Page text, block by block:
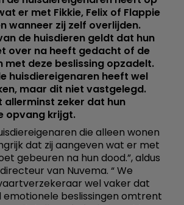
er met Fikkie, Felix of Flappie
wanneer zij zelf overlijden.
de huisdieren geldt dat hun
over na heeft gedacht of de
met deze beslissing opzadelt.
huisdiereigenaren heeft wel
maar dit niet vastgelegd.
allerminst zeker dat hun
opvang krijgt.
die alleen wonen
dat zij aangeven wat er met
gebeuren na hun dood.”, aldus
van Nuvema. “ We
wel vaker dat
emotionele beslissingen omtrent